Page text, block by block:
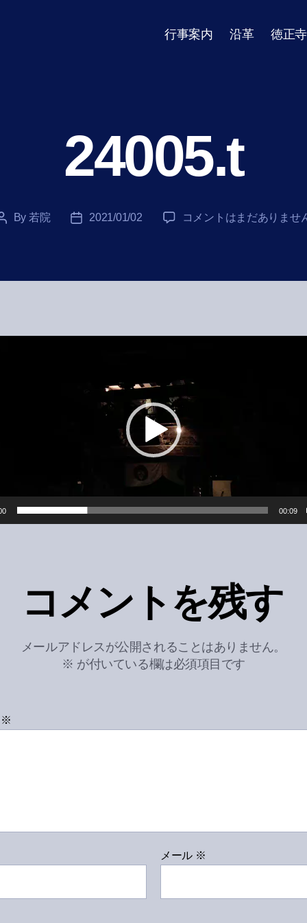
行事案内 沿革 徳正
24005.t
PostBy 若院
Post2021/01/02
24005.t
コメントはまだありませ
00:09
コメントを残す
メールアドレスが公開されることはありません。
※ が付いている欄は必須項目です
※
メール ※